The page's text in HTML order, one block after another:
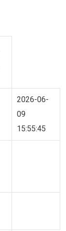
2026-06-
09
15:55:45